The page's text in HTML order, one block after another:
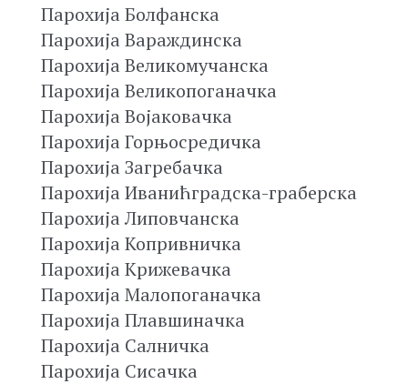
Парохија Болфанска
Парохија Вараждинска
Парохија Великомучанска
Парохија Великопоганачка
Парохија Војаковачка
Парохија Горњосредичка
Парохија Загребачка
Парохија Иванићградска-граберска
Парохија Липовчанска
Парохија Копривничка
Парохија Крижевачка
Парохија Малопоганачка
Парохија Плавшиначка
Парохија Салничка
Парохија Сисачка